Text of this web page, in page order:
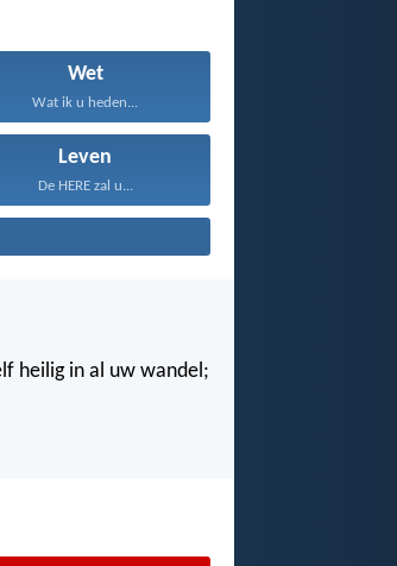
Wet
Wat ik u heden...
Leven
De HERE zal u...
heilig in al uw wandel;